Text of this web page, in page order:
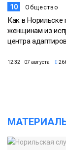
10 Общество
Как в
женщинам из
центра
12:32 07 августа